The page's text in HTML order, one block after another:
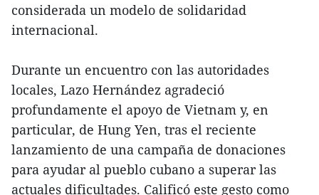
considerada un modelo de solidaridad
internacional.
Durante un encuentro con las autoridades
locales, Lazo Hernández agradeció
profundamente el apoyo de Vietnam y, en
particular, de Hung Yen, tras el reciente
lanzamiento de una campaña de donaciones
para ayudar al pueblo cubano a superar las
actuales dificultades. Calificó este gesto como